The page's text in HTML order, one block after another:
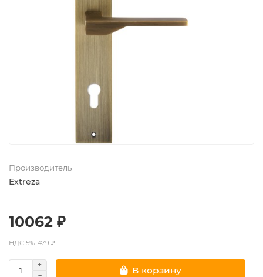
Производитель
Extreza
10062 ₽
НДС 5%: 479 ₽
В корзину